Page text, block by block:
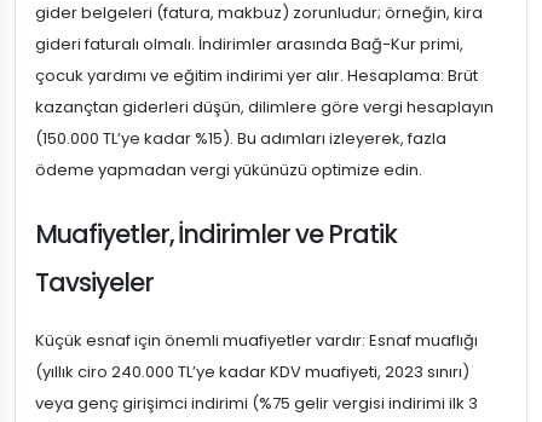
gider belgeleri (fatura, makbuz) zorunludur; örneğin, kira
gideri faturalı olmalı. İndirimler arasında Bağ-Kur primi,
çocuk yardımı ve eğitim indirimi yer alır. Hesaplama: Brüt
kazançtan giderleri düşün, dilimlere göre vergi hesaplayın
(150.000 TL’ye kadar %15). Bu adımları izleyerek, fazla
ödeme yapmadan vergi yükünüzü optimize edin.
Muafiyetler, İndirimler ve Pratik
Tavsiyeler
Küçük esnaf için önemli muafiyetler vardır: Esnaf muaflığı
(yıllık ciro 240.000 TL’ye kadar KDV muafiyeti, 2023 sınırı)
veya genç girişimci indirimi (%75 gelir vergisi indirimi ilk 3